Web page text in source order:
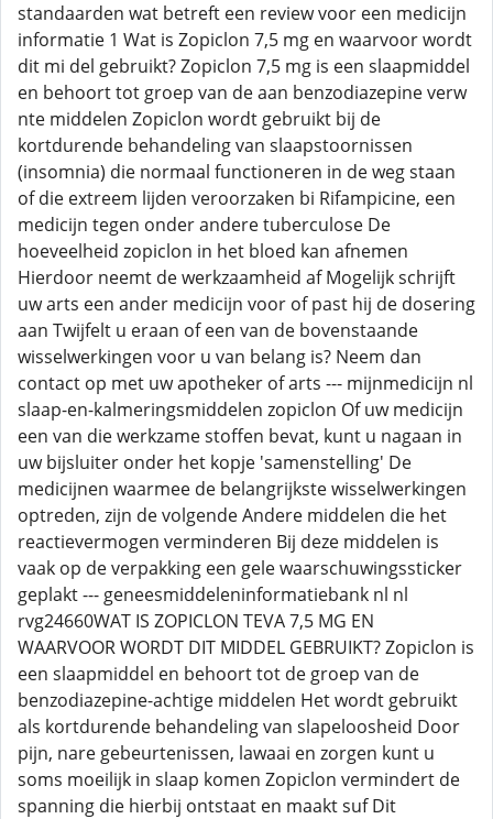
standaarden wat betreft een review voor een medicijn
informatie 1 Wat is Zopiclon 7,5 mg en waarvoor wordt
dit mi del gebruikt? Zopiclon 7,5 mg is een slaapmiddel
en behoort tot groep van de aan benzodiazepine verw
nte middelen Zopiclon wordt gebruikt bij de
kortdurende behandeling van slaapstoornissen
(insomnia) die normaal functioneren in de weg staan
of die extreem lijden veroorzaken bi Rifampicine, een
medicijn tegen onder andere tuberculose De
hoeveelheid zopiclon in het bloed kan afnemen
Hierdoor neemt de werkzaamheid af Mogelijk schrijft
uw arts een ander medicijn voor of past hij de dosering
aan Twijfelt u eraan of een van de bovenstaande
wisselwerkingen voor u van belang is? Neem dan
contact op met uw apotheker of arts --- mijnmedicijn nl
slaap-en-kalmeringsmiddelen zopiclon Of uw medicijn
een van die werkzame stoffen bevat, kunt u nagaan in
uw bijsluiter onder het kopje 'samenstelling' De
medicijnen waarmee de belangrijkste wisselwerkingen
optreden, zijn de volgende Andere middelen die het
reactievermogen verminderen Bij deze middelen is
vaak op de verpakking een gele waarschuwingssticker
geplakt --- geneesmiddeleninformatiebank nl nl
rvg24660WAT IS ZOPICLON TEVA 7,5 MG EN
WAARVOOR WORDT DIT MIDDEL GEBRUIKT? Zopiclon is
een slaapmiddel en behoort tot de groep van de
benzodiazepine-achtige middelen Het wordt gebruikt
als kortdurende behandeling van slapeloosheid Door
pijn, nare gebeurtenissen, lawaai en zorgen kunt u
soms moeilijk in slaap komen Zopiclon vermindert de
spanning die hierbij ontstaat en maakt suf Dit